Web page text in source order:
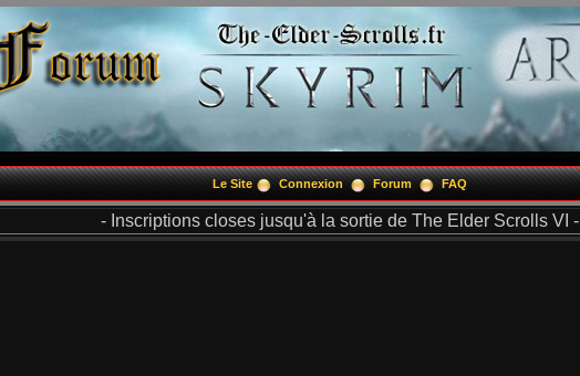
Le Site Connexion Forum FAQ
- Inscriptions closes jusqu'à la sortie de The Elder Scrolls VI -